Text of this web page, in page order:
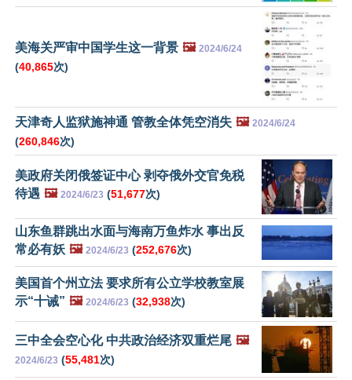
美海关严审中国学生这一背景 🖼️ 2024/6/24
(40,865次)
天津奇人监狱施神通 管教全体凭空消失 🖼️ 2024/6/24
(260,846次)
美政府关闭俄签证中心 剥夺俄外交官免税
待遇 🖼️ 2024/6/23 (51,677次)
山东鱼群跳出水面与海南万鱼炸水 事出反
常必有妖 🖼️ 2024/6/23 (252,676次)
美国首个州立法 要求所有公立学校教室展
示“十诫” 🖼️ 2024/6/23 (32,938次)
三中全会空心化 中共政治经济双重烂尾 🖼️
2024/6/23 (55,481次)